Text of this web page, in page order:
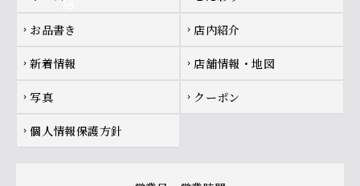
chevron_right お品書き chevron_right 店内紹介
chevron_right 新着情報 chevron_right 店舗情報・地図
chevron_right 写真 chevron_right クーポン
chevron_right 個人情報保護方針